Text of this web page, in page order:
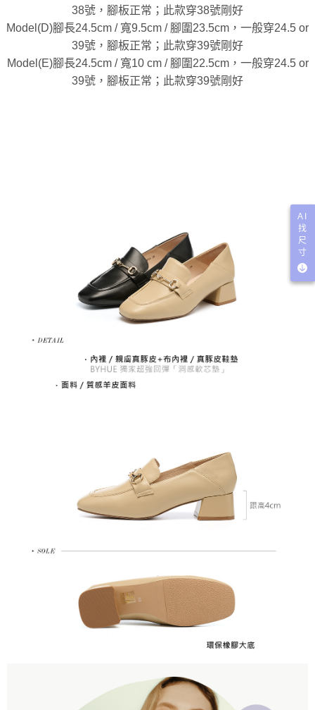
38號，腳板正常；此款穿38號剛好
Model(D)腳長24.5cm / 寬9.5cm / 腳圍23.5cm，一般穿24.5 or
39號，腳板正常；此款穿39號剛好
Model(E)腳長24.5cm / 寬10 cm / 腳圍22.5cm，一般穿24.5 or
39號，腳板正常；此款穿39號剛好
AI
找
尺
寸